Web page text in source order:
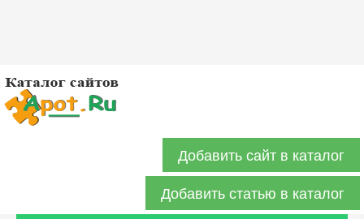
Добавить сайт в каталог
Добавить статью в каталог